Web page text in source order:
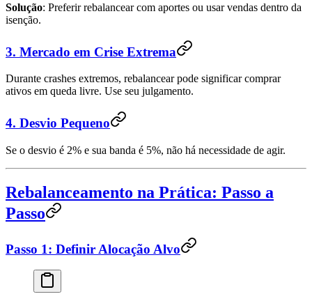
Solução: Preferir rebalancear com aportes ou usar vendas dentro da
isenção.
3. Mercado em Crise Extrema
Durante crashes extremos, rebalancear pode significar comprar
ativos em queda livre. Use seu julgamento.
4. Desvio Pequeno
Se o desvio é 2% e sua banda é 5%, não há necessidade de agir.
Rebalanceamento na Prática: Passo a
Passo
Passo 1: Definir Alocação Alvo